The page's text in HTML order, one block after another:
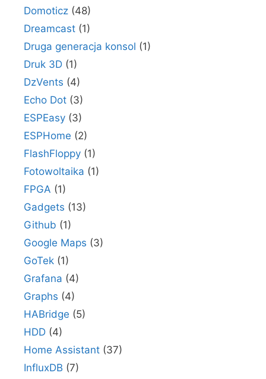
Domoticz (48)
Dreamcast (1)
Druga generacja konsol (1)
Druk 3D (1)
DzVents (4)
Echo Dot (3)
ESPEasy (3)
ESPHome (2)
FlashFloppy (1)
Fotowoltaika (1)
FPGA (1)
Gadgets (13)
Github (1)
Google Maps (3)
GoTek (1)
Grafana (4)
Graphs (4)
HABridge (5)
HDD (4)
Home Assistant (37)
InfluxDB (7)